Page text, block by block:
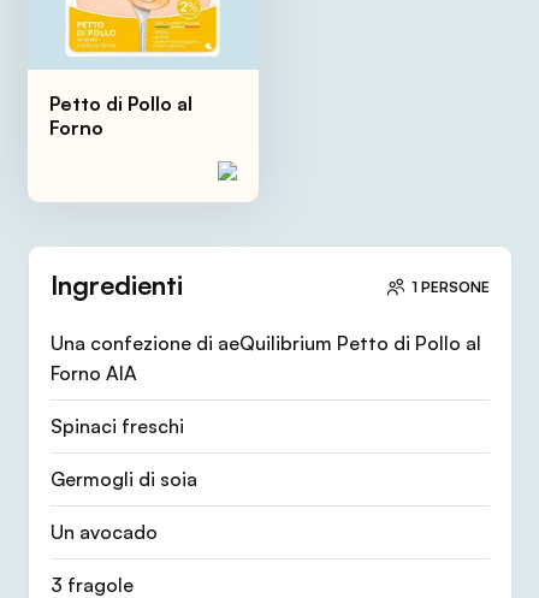
Ingredienti 1 PERSONE
Una confezione di aeQuilibrium Petto di Pollo al
Forno AIA
Spinaci freschi
Germogli di soia
Un avocado
3 fragole
Petto di Pollo al
Forno